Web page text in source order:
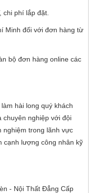
chi phí lắp đặt.
Minh đối với đơn hàng từ
bộ đơn hàng online các
hài long quý khách
chuyên nghiệp với đội
nghiệm trong lãnh vực
cạnh lượng công nhân kỹ
- Nội Thất Đẳng Cấp